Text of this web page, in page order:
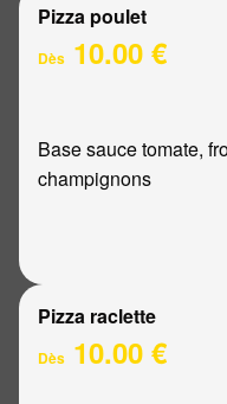
Pizza poulet
Dès 10.00 €
Base sauce tomate,
champignons
Pizza raclette
Dès 10.00 €